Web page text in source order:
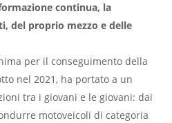
continua, la
del proprio mezzo e delle
per il conseguimento della
nel 2021, ha portato a un
tra i giovani e le giovani: dai
motoveicoli di categoria